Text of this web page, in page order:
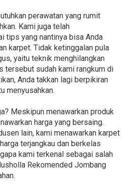
perawatan yang rumit
Kami juga telah
tips yang nantinya bisa Anda
karpet. Tidak ketinggalan pula
yaitu teknik menghilangkan
tersebut sudah kami rangkum di
Anda takkan lagi berpikiran
menyusahkan.
Meskipun menawarkan produk
harga yang bersaing.
lain, kami menawarkan karpet
terjangkau dan berkelas
kami terkenal sebagai salah
Rekomended Jombang